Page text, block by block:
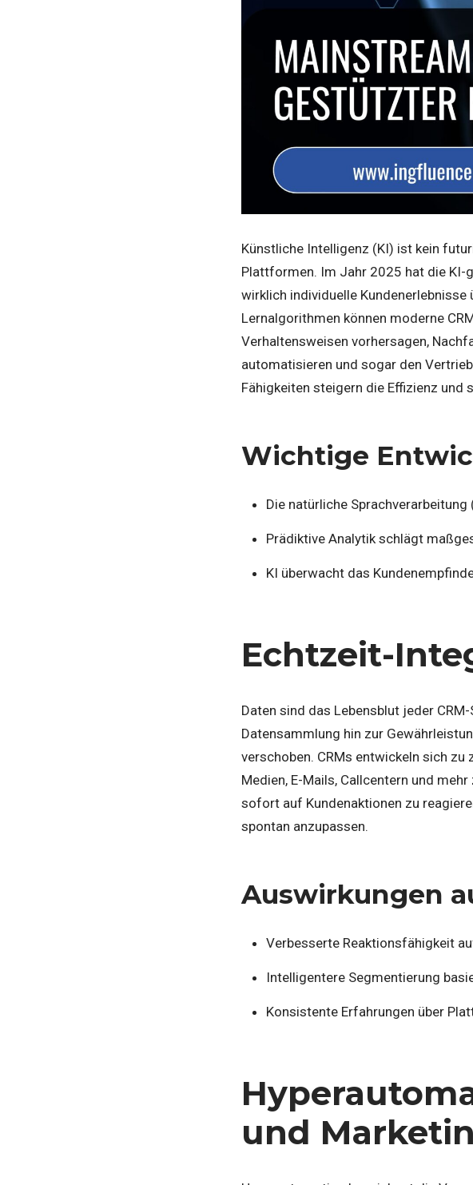
Künstliche Intelligenz (KI) ist kein
Plattformen. Im Jahr 2025 hat die KI-
wirklich individuelle
Lernalgorithmen können moderne
Verhaltensweisen vorhersagen,
automatisieren und sogar den
Fähigkeiten steigern die Effizienz und
Wichtige
Die natürliche
Prädiktive Analytik schlägt
KI überwacht das
Echtzeit-
Daten sind das Lebensblut jeder
Datensammlung hin zur
verschoben. CRMs entwickeln sich zu
Medien, E-Mails, Callcentern und
sofort auf Kundenaktionen zu
spontan anzupassen.
Auswirkungen
Verbesserte Reaktionsfähigkeit
Intelligentere Segmentierung
Konsistente Erfahrungen über
und